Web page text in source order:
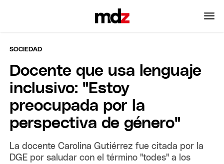
SOCIEDAD
Docente que usa lenguaje
inclusivo: "Estoy
preocupada por la
perspectiva de género"
La docente Carolina Gutiérrez fue citada por la
DGE por saludar con el término "todes" a los